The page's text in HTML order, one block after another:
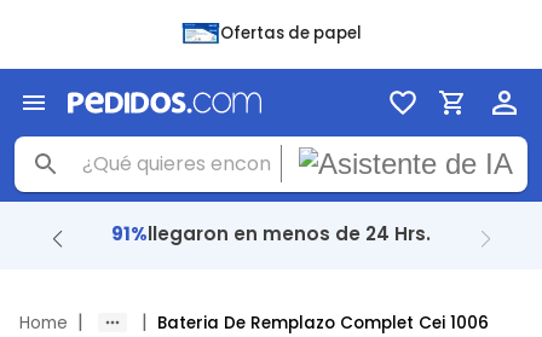
Ofertas de papel
91%llegaron en menos de 24 Hrs.
Home | | Bateria De Remplazo Complet Cei 1006